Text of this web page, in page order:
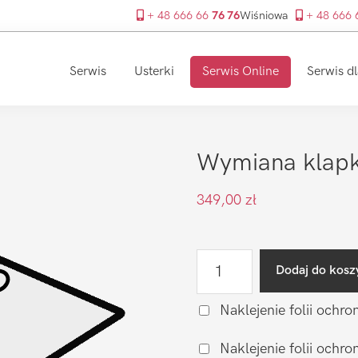
+ 48 666 66 76 76Wiśniowa + 48 666
Serwis Usterki Serwis Online Serwis
Wymiana
349,00 zł
klapki
Xperia
Dodaj do
Naklejenie folii
Naklejenie folii